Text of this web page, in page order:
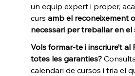
un equip expert i proper,
curs amb el reconeixement
necessari per treballar en el
Vols formar-te i inscriure’t al
totes les garanties?
calendari de cursos i tria el